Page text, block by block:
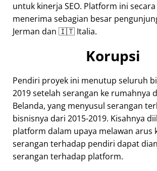
untuk kinerja SEO. Platform ini
menerima sebagian besar
Jerman dan 🇮🇹 Italia.
Korupsi
Pendiri proyek ini menutup seluruh
2019 setelah serangan ke rumahnya
Belanda, yang menyusul serangan
bisnisnya dari 2015-2019. Kisahnya
platform dalam upaya melawan arus
serangan terhadap pendiri dapat
serangan terhadap platform.